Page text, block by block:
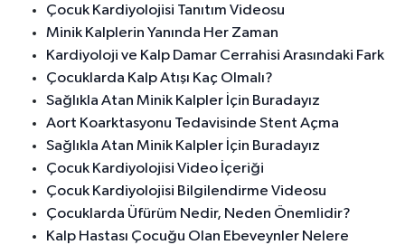
Çocuk Kardiyolojisi Tanıtım Videosu
Minik Kalplerin Yanında Her Zaman
Kardiyoloji ve Kalp Damar Cerrahisi Arasındaki Fark
Çocuklarda Kalp Atışı Kaç Olmalı?
Sağlıkla Atan Minik Kalpler İçin Buradayız
Aort Koarktasyonu Tedavisinde Stent Açma
Sağlıkla Atan Minik Kalpler İçin Buradayız
Çocuk Kardiyolojisi Video İçeriği
Çocuk Kardiyolojisi Bilgilendirme Videosu
Çocuklarda Üfürüm Nedir, Neden Önemlidir?
Kalp Hastası Çocuğu Olan Ebeveynler Nelere